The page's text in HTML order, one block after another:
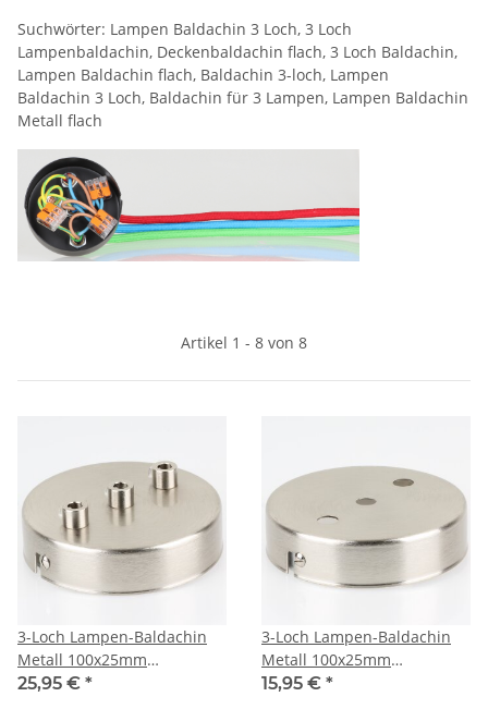
Suchwörter: Lampen Baldachin 3 Loch, 3 Loch
Lampenbaldachin, Deckenbaldachin flach, 3 Loch Baldachin,
Lampen Baldachin flach, Baldachin 3-loch, Lampen
Baldachin 3 Loch, Baldachin für 3 Lampen, Lampen Baldachin
Metall flach
Artikel 1 - 8 von 8
3-Loch Lampen-Baldachin
Metall 100x25mm
Edelstahloptik mit
25,95 € *
3-Loch Lampen-Baldachin
Metall 100x25mm
Edelstahloptik ohne
15,95 € *